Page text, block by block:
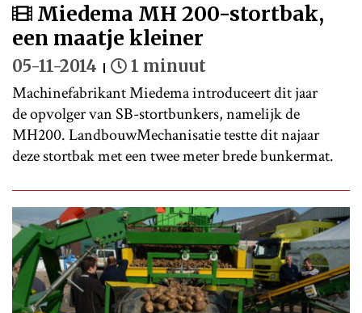
Miedema MH 200-stortbak,
een maatje kleiner
05-11-2014 1 minuut
Machinefabrikant Miedema introduceert dit jaar
de opvolger van SB-stortbunkers, namelijk de
MH200. LandbouwMechanisatie testte dit najaar
deze stortbak met een twee meter brede bunkermat.